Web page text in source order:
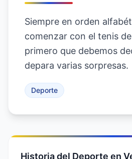
Siempre en orden
comenzar con el tenis
primero que debemos
depara varias sorpresas.
Deporte
Historia del Deporte en